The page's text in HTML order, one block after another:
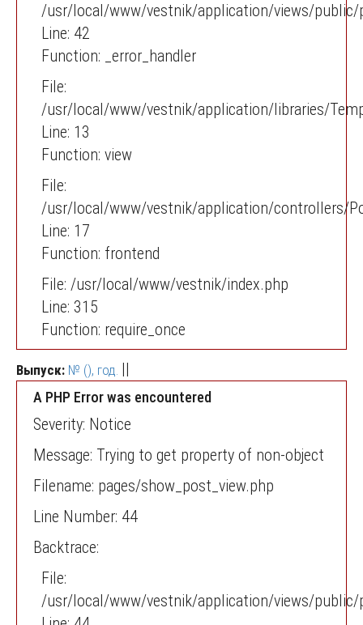
/usr/local/www/vestnik/application/views/public/
Line: 42
Function: _error_handler
File:
/usr/local/www/vestnik/application/libraries/
Line: 13
Function: view
File:
/usr/local/www/vestnik/application/controllers/
Line: 17
Function: frontend
File: /usr/local/www/vestnik/index.php
Line: 315
Function: require_once
Выпуск: № (), год. ||
A PHP Error was encountered
Severity: Notice
Message: Trying to get property of non-object
Filename: pages/show_post_view.php
Line Number: 44
Backtrace:
File:
/usr/local/www/vestnik/application/views/public/